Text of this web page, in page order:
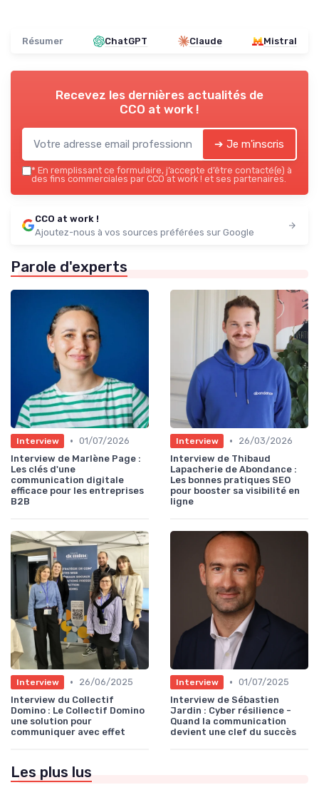
Résumer ChatGPT Claude Mistral
Recevez les dernières actualités de
CCO at work !
➔ Je m'inscris
* En remplissant ce formulaire, j’accepte d’être contacté(e) à
des fins commerciales par CCO at work ! et ses partenaires.
CCO at work !
Ajoutez-nous à vos sources préférées sur Google
Parole d'experts
Interview • 01/07/2026
Interview de Marlène Page :
Les clés d'une
communication digitale
efficace pour les entreprises
B2B
Interview •
26/03/2026
Interview de Thibaud
Lapacherie de Abondance :
Les bonnes pratiques SEO
pour booster sa visibilité en
ligne
Interview •
26/06/2025
Interview du Collectif
Domino : Le Collectif Domino
une solution pour
communiquer avec effet
Interview • 01/07/2025
Interview de Sébastien
Jardin : Cyber résilience -
Quand la communication
devient une clef du succès
Les plus lus